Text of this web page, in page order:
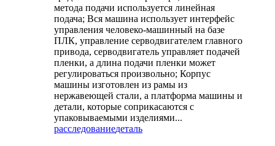
метода подачи используется линейная
подача; Вся машина использует интерфейс
управления человеко-машинный на базе
ПЛК, управление серводвигателем главного
привода, серводвигатель управляет подачей
пленки, а длина подачи пленки может
регулироваться произвольно; Корпус
машины изготовлен из рамы из
нержавеющей стали, а платформа машины и
детали, которые соприкасаются с
упаковываемыми изделиями...
расследованиедеталь